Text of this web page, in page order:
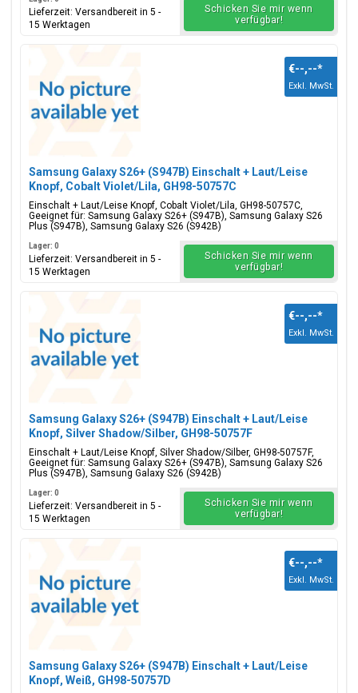
Lieferzeit: Versandbereit in 5 -
15 Werktagen
Schicken Sie mir wenn
verfügbar!
Samsung Galaxy S26+ (S947B) Einschalt + Laut/Leise
Knopf, Cobalt Violet/Lila, GH98-50757C
Einschalt + Laut/Leise Knopf, Cobalt Violet/Lila, GH98-50757C,
Geeignet für: Samsung Galaxy S26+ (S947B), Samsung Galaxy S26
Plus (S947B), Samsung Galaxy S26 (S942B)
€--,--*
Exkl. MwSt.
Lager: 0
Lieferzeit: Versandbereit in 5 -
15 Werktagen
Schicken Sie mir wenn
verfügbar!
Samsung Galaxy S26+ (S947B) Einschalt + Laut/Leise
Knopf, Silver Shadow/Silber, GH98-50757F
Einschalt + Laut/Leise Knopf, Silver Shadow/Silber, GH98-50757F,
Geeignet für: Samsung Galaxy S26+ (S947B), Samsung Galaxy S26
Plus (S947B), Samsung Galaxy S26 (S942B)
€--,--*
Exkl. MwSt.
Lager: 0
Lieferzeit: Versandbereit in 5 -
15 Werktagen
Schicken Sie mir wenn
verfügbar!
Samsung Galaxy S26+ (S947B) Einschalt + Laut/Leise
Knopf, Weiß, GH98-50757D
€--,--*
Exkl. MwSt.